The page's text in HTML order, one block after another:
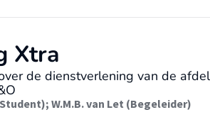
Xtra
de dienstverlening van de
; W.M.B. van Let (Begeleider)